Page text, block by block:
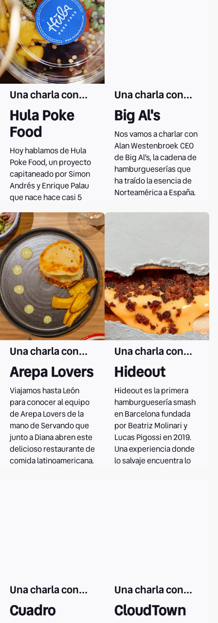
Leer el caso
Una charla con...
Hula Poke
Food
Hoy hablamos de Hula
Poke Food, un proyecto
capitaneado por Simon
Andrés y Enrique Palau
que nace hace casi 5
Leer el caso
Una charla con...
Big Al's
Nos vamos a charlar con
Alan Westenbroek CEO
de Big Al’s, la cadena de
hamburgueserías que
ha traído la esencia de
Norteamérica a España.
Una charla con...
Arepa Lovers
Viajamos hasta León
para conocer al equipo
de Arepa Lovers de la
mano de Servando que
junto a Diana abren este
delicioso restaurante de
comida latinoamericana.
Una charla con...
Hideout
Hideout es la primera
hamburguesería smash
en Barcelona fundada
por Beatriz Molinari y
Lucas Pigossi en 2019.
Una experiencia donde
lo salvaje encuentra lo
Una charla con...
Cuadro
Una charla con...
CloudTown